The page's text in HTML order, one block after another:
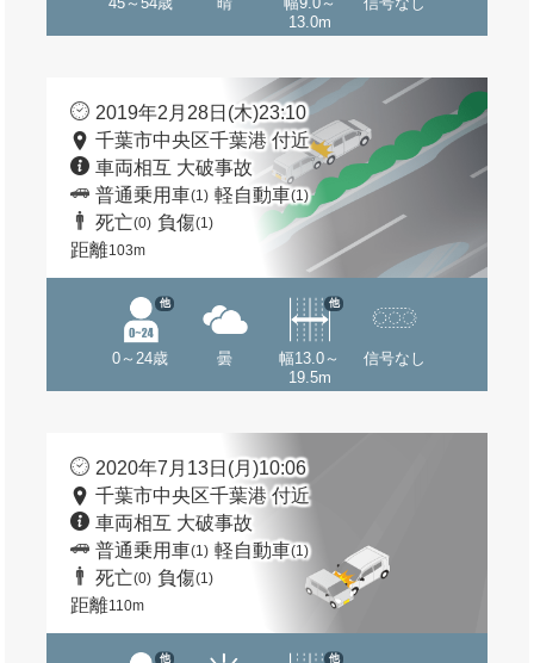
13.0m
2019年2月28日(木)23:10
千葉市中央区千葉港 付近
車両相互 大破事故
普通乗用車(1) 軽自動車(1)
死亡(0) 負傷(1)
距離103m
0～24歳
他
曇
幅13.0～
19.5m
他
信号なし
2020年7月13日(月)10:06
千葉市中央区千葉港 付近
車両相互 大破事故
普通乗用車(1) 軽自動車(1)
死亡(0) 負傷(1)
距離110m
他 他